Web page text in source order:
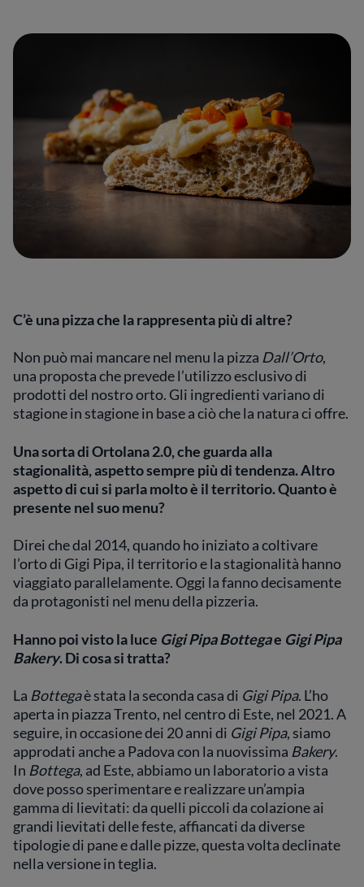
C’è una pizza che la rappresenta più di altre?
Non può mai mancare nel menu la pizza Dall’Orto,
una proposta che prevede l’utilizzo esclusivo di
prodotti del nostro orto. Gli ingredienti variano di
stagione in stagione in base a ciò che la natura ci offre.
Una sorta di Ortolana 2.0, che guarda alla
stagionalità, aspetto sempre più di tendenza. Altro
aspetto di cui si parla molto è il territorio. Quanto è
presente nel suo menu?
Direi che dal 2014, quando ho iniziato a coltivare
l’orto di Gigi Pipa, il territorio e la stagionalità hanno
viaggiato parallelamente. Oggi la fanno decisamente
da protagonisti nel menu della pizzeria.
Hanno poi visto la luce Gigi Pipa Bottegae Gigi Pipa
Bakery. Di cosa si tratta?
La Bottegaè stata la seconda casa di Gigi Pipa. L’ho
aperta in piazza Trento, nel centro di Este, nel 2021. A
seguire, in occasione dei 20 anni di Gigi Pipa, siamo
approdati anche a Padova con la nuovissima Bakery.
In Bottega, ad Este, abbiamo un laboratorio a vista
dove posso sperimentare e realizzare un’ampia
gamma di lievitati: da quelli piccoli da colazione ai
grandi lievitati delle feste, affiancati da diverse
tipologie di pane e dalle pizze, questa volta declinate
nella versione in teglia.